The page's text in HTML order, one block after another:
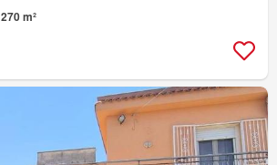
270 m²